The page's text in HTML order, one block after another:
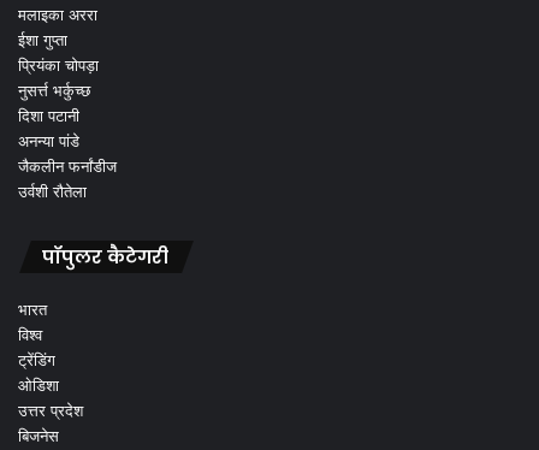
मलाइका अररा
ईशा गुप्ता
प्रियंका चोपड़ा
नुसर्त्त भर्कुच्छ
दिशा पटानी
अनन्या पांडे
जैकलीन फर्नांडीज
उर्वशी रौतेला
पॉपुलर कैटेगरी
भारत
विश्व
ट्रेंडिंग
ओडिशा
उत्तर प्रदेश
बिजनेस